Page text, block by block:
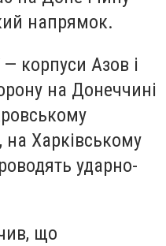
напрямок.
— корпуси Азов і
на Донеччині
на Харківському
ударно-
що